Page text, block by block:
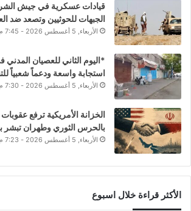
قيادات عسكرية في جيش
الجبهات للحوثيين وتصعد ضد
الأربعاء, 5 أغسطس 2026 - 7:45 م
*اليوم الثاني للعصيان المدني
استجابة واسعة ودعماً شعبياً
الأربعاء, 5 أغسطس 2026 - 7:30 م
الخزانة الأمريكية ترفع
بالحرس الثوري وطهران تبشر
الأربعاء, 5 أغسطس 2026 - 7:23 م
الأكثر قراءة خلال اسبوع